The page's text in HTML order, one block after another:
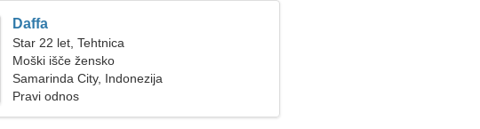
Daffa
Star 22 let, Tehtnica
Moški išče žensko
Samarinda City, Indonezija
Pravi odnos